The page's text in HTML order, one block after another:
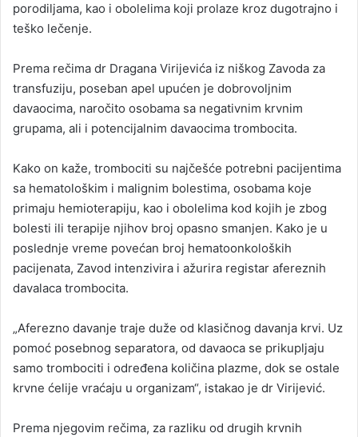
porodiljama, kao i obolelima koji prolaze kroz dugotrajno i
teško lečenje.
Prema rečima dr Dragana Virijevića iz niškog Zavoda za
transfuziju, poseban apel upućen je dobrovoljnim
davaocima, naročito osobama sa negativnim krvnim
grupama, ali i potencijalnim davaocima trombocita.
Kako on kaže, trombociti su najčešće potrebni pacijentima
sa hematološkim i malignim bolestima, osobama koje
primaju hemioterapiju, kao i obolelima kod kojih je zbog
bolesti ili terapije njihov broj opasno smanjen. Kako je u
poslednje vreme povećan broj hematoonkoloških
pacijenata, Zavod intenzivira i ažurira registar afereznih
davalaca trombocita.
„Aferezno davanje traje duže od klasičnog davanja krvi. Uz
pomoć posebnog separatora, od davaoca se prikupljaju
samo trombociti i određena količina plazme, dok se ostale
krvne ćelije vraćaju u organizam“, istakao je dr Virijević.
Prema njegovim rečima, za razliku od drugih krvnih